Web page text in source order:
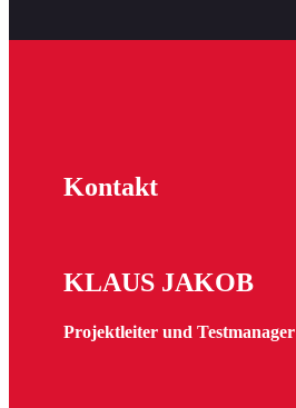
Kontakt
KLAUS JAKOB
Projektleiter und Testmanager